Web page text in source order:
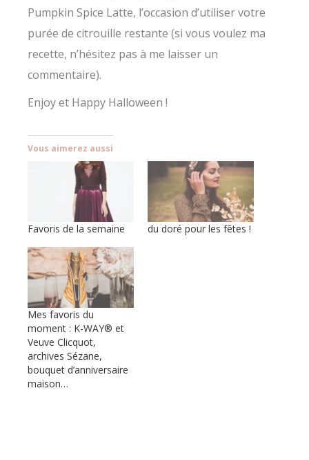
Pumpkin Spice Latte, l’occasion d’utiliser votre
purée de citrouille restante (si vous voulez ma
recette, n’hésitez pas à me laisser un
commentaire).
Enjoy et Happy Halloween !
Vous aimerez aussi
Favoris de la semaine du doré pour les fêtes !
Mes favoris du
moment : K-WAY® et
Veuve Clicquot,
archives Sézane,
bouquet d’anniversaire
maison…